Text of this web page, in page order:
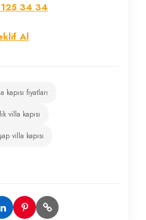
34 34
Al
kapısı fiyatları
villa kapısı
villa kapısı